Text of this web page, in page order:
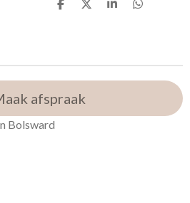
D
D
S
D
afspraak
Bolsward